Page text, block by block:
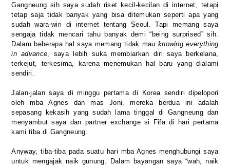
Gangneung sih saya sudah riset kecil-kecilan di internet, tetapi
tetap saja tidak banyak yang bisa ditemukan seperti apa yang
sudah wara-wiri di internet tentang Seoul. Tapi memang saya
sengaja tidak mencari tahu banyak demi “being surprised” sih.
Dalam beberapa hal saya memang tidak mau knowing everything
in advance , saya lebih suka membiarkan diri saya berkelana,
terkejut, terkesima, karena menemukan hal baru yang dialami
sendiri.
Jalan-jalan saya di minggu pertama di Korea sendiri dipelopori
oleh mba Agnes dan mas Joni, mereka berdua ini adalah
sepasang kekasih yang sudah lama tinggal di Gangneung dan
menyambut saya dan partner exchange si Fifa di hari pertama
kami tiba di Gangneung.
Anyway, tiba-tiba pada suatu hari mba Agnes menghubungi saya
untuk mengajak naik gunung. Dalam bayangan saya “wah, naik